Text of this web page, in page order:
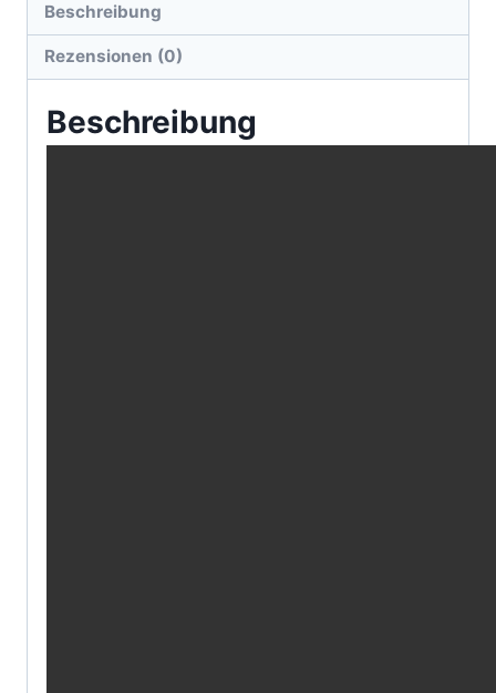
Beschreibung
Rezensionen (0)
Beschreibung